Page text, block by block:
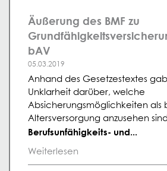
Äußerung des BMF zu
bAV
05.03.2019
Anhand des Gesetzestextes
Unklarheit darüber, welche
Absicherungsmöglichkeiten als
Altersversorgung anzusehen
Berufsunfähigkeits- und...
Weiterlesen